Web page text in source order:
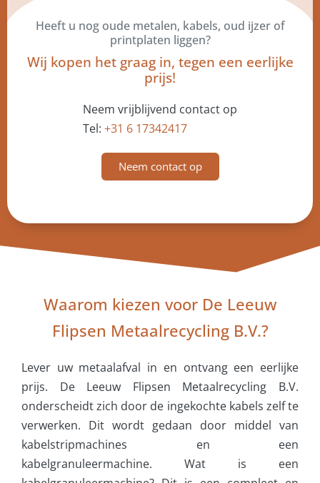
Heeft u nog oude metalen, kabels, oud ijzer of
printplaten liggen?
Wij kopen het graag in, tegen een eerlijke
prijs!
Neem vrijblijvend contact op
Tel: +31 6 17342417
Neem contact op
Waarom kiezen voor De Leeuw
Flipsen Metaalrecycling B.V.?
Lever uw metaalafval in en ontvang een eerlijke
prijs. De Leeuw Flipsen Metaalrecycling B.V.
onderscheidt zich door de ingekochte kabels zelf te
verwerken. Dit wordt gedaan door middel van
kabelstripmachines en een
kabelgranuleermachine. Wat is een